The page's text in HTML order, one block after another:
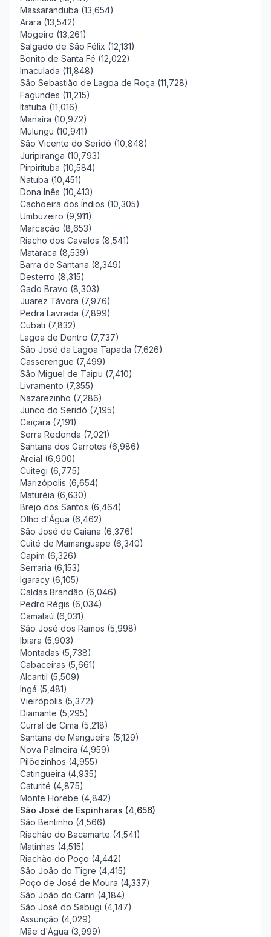
Massaranduba (13,654)
Arara (13,542)
Mogeiro (13,261)
Salgado de São Félix (12,131)
Bonito de Santa Fé (12,022)
Imaculada (11,848)
São Sebastião de Lagoa de Roça (11,728)
Fagundes (11,215)
Itatuba (11,016)
Manaíra (10,972)
Mulungu (10,941)
São Vicente do Seridó (10,848)
Juripiranga (10,793)
Pirpirituba (10,584)
Natuba (10,451)
Dona Inês (10,413)
Cachoeira dos Índios (10,305)
Umbuzeiro (9,911)
Marcação (8,653)
Riacho dos Cavalos (8,541)
Mataraca (8,539)
Barra de Santana (8,349)
Desterro (8,315)
Gado Bravo (8,303)
Juarez Távora (7,976)
Pedra Lavrada (7,899)
Cubati (7,832)
Lagoa de Dentro (7,737)
São José da Lagoa Tapada (7,626)
Casserengue (7,499)
São Miguel de Taipu (7,410)
Livramento (7,355)
Nazarezinho (7,286)
Junco do Seridó (7,195)
Caiçara (7,191)
Serra Redonda (7,021)
Santana dos Garrotes (6,986)
Areial (6,900)
Cuitegi (6,775)
Marizópolis (6,654)
Maturéia (6,630)
Brejo dos Santos (6,464)
Olho d'Água (6,462)
São José de Caiana (6,376)
Cuité de Mamanguape (6,340)
Capim (6,326)
Serraria (6,153)
Igaracy (6,105)
Caldas Brandão (6,046)
Pedro Régis (6,034)
Camalaú (6,031)
São José dos Ramos (5,998)
Ibiara (5,903)
Montadas (5,738)
Cabaceiras (5,661)
Alcantil (5,509)
Ingá (5,481)
Vieirópolis (5,372)
Diamante (5,295)
Curral de Cima (5,218)
Santana de Mangueira (5,129)
Nova Palmeira (4,959)
Pilõezinhos (4,955)
Catingueira (4,935)
Caturité (4,875)
Monte Horebe (4,842)
São José de Espinharas (4,656)
São Bentinho (4,566)
Riachão do Bacamarte (4,541)
Matinhas (4,515)
Riachão do Poço (4,442)
São João do Tigre (4,415)
Poço de José de Moura (4,337)
São João do Cariri (4,184)
São José do Sabugi (4,147)
Assunção (4,029)
Mãe d'Água (3,999)